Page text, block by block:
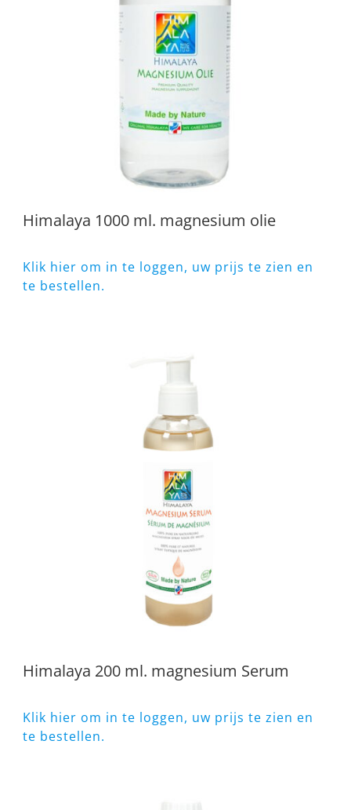
Himalaya 1000 ml. magnesium olie
Klik hier om in te loggen, uw prijs te zien en
te bestellen.
Himalaya 200 ml. magnesium Serum
Klik hier om in te loggen, uw prijs te zien en
te bestellen.